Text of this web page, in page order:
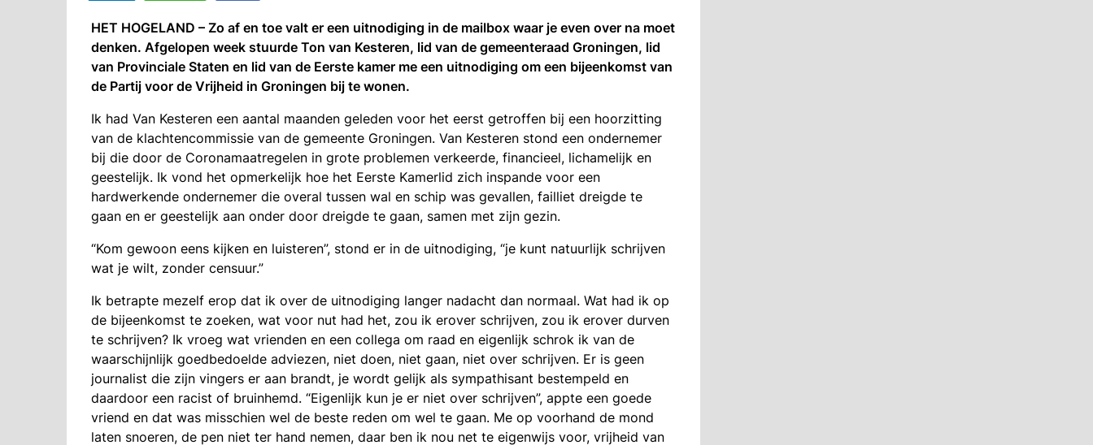
HET HOGELAND – Zo af en toe valt er een uitnodiging in de mailbox waar je even over na moet
denken. Afgelopen week stuurde Ton van Kesteren, lid van de gemeenteraad Groningen, lid
van Provinciale Staten en lid van de Eerste kamer me een uitnodiging om een bijeenkomst van
de Partij voor de Vrijheid in Groningen bij te wonen.
Ik had Van Kesteren een aantal maanden geleden voor het eerst getroffen bij een hoorzitting
van de klachtencommissie van de gemeente Groningen. Van Kesteren stond een ondernemer
bij die door de Coronamaatregelen in grote problemen verkeerde, financieel, lichamelijk en
geestelijk. Ik vond het opmerkelijk hoe het Eerste Kamerlid zich inspande voor een
hardwerkende ondernemer die overal tussen wal en schip was gevallen, failliet dreigde te
gaan en er geestelijk aan onder door dreigde te gaan, samen met zijn gezin.
“Kom gewoon eens kijken en luisteren”, stond er in de uitnodiging, “je kunt natuurlijk schrijven
wat je wilt, zonder censuur.”
Ik betrapte mezelf erop dat ik over de uitnodiging langer nadacht dan normaal. Wat had ik op
de bijeenkomst te zoeken, wat voor nut had het, zou ik erover schrijven, zou ik erover durven
te schrijven? Ik vroeg wat vrienden en een collega om raad en eigenlijk schrok ik van de
waarschijnlijk goedbedoelde adviezen, niet doen, niet gaan, niet over schrijven. Er is geen
journalist die zijn vingers er aan brandt, je wordt gelijk als sympathisant bestempeld en
daardoor een racist of bruinhemd. “Eigenlijk kun je er niet over schrijven”, appte een goede
vriend en dat was misschien wel de beste reden om wel te gaan. Me op voorhand de mond
laten snoeren, de pen niet ter hand nemen, daar ben ik nou net te eigenwijs voor, vrijheid van